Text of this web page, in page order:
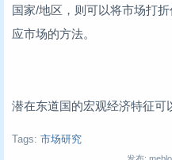
国家/地区，则可以将市场打
应市场的方法。
潜在东道国的宏观经济特征可
Tags: 市场研究